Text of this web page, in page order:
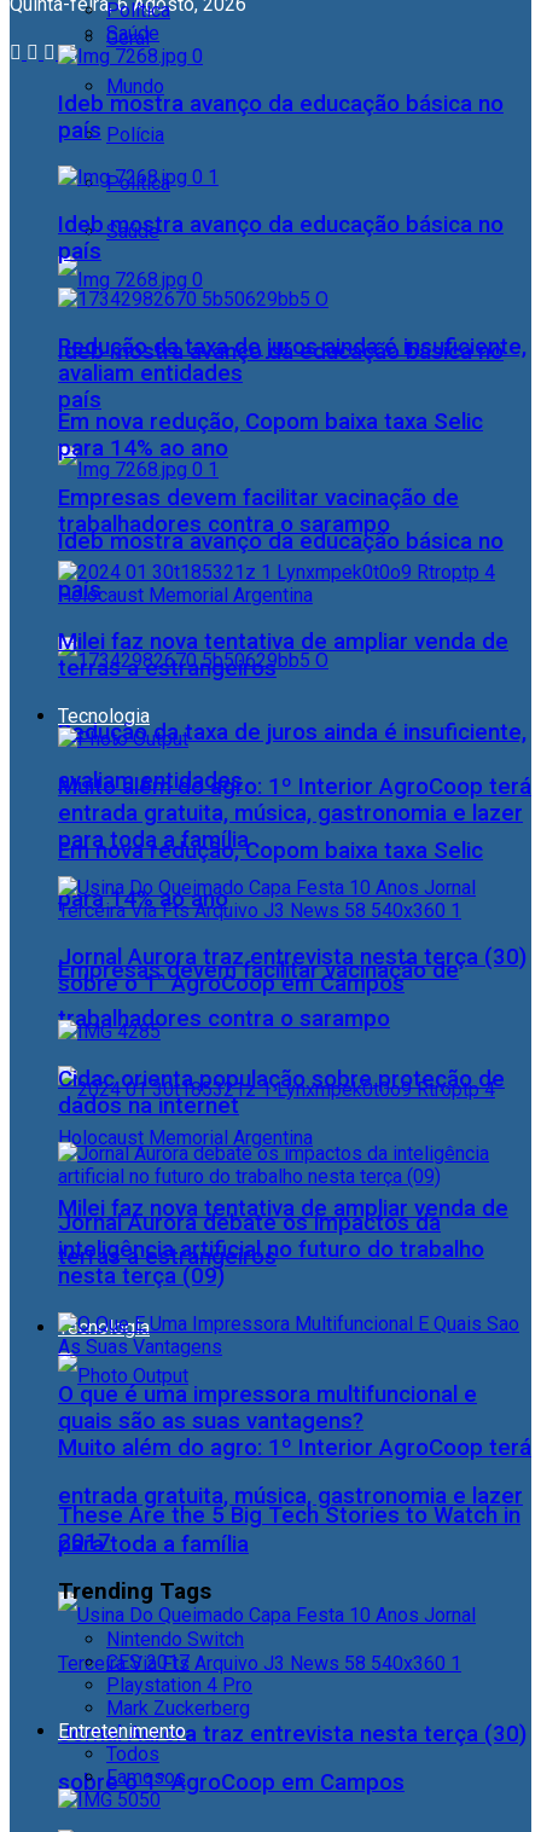
Geral
Mundo
Polícia
Política
Saúde
Ideb mostra avanço da educação básica no
país
Ideb mostra avanço da educação básica no
país
Redução da taxa de juros ainda é insuficiente,
avaliam entidades
Em nova redução, Copom baixa taxa Selic
para 14% ao ano
Empresas devem facilitar vacinação de
trabalhadores contra o sarampo
Milei faz nova tentativa de ampliar venda de
terras a estrangeiros
Tecnologia
Muito além do agro: 1º Interior AgroCoop terá
entrada gratuita, música, gastronomia e lazer
para toda a família
Jornal Aurora traz entrevista nesta terça (30)
sobre o 1° AgroCoop em Campos
Política
Saúde
Ideb mostra avanço da educação básica no
país
Ideb mostra avanço da educação básica no
país
Redução da taxa de juros ainda é insuficiente,
avaliam entidades
Em nova redução, Copom baixa taxa Selic
para 14% ao ano
Empresas devem facilitar vacinação de
trabalhadores contra o sarampo
Milei faz nova tentativa de ampliar venda de
terras a estrangeiros
Tecnologia
Muito além do agro: 1º Interior AgroCoop terá
entrada gratuita, música, gastronomia e lazer
para toda a família
Jornal Aurora traz entrevista nesta terça (30)
sobre o 1° AgroCoop em Campos
Cidac orienta população sobre proteção de
dados na internet
Jornal Aurora debate os impactos da
inteligência artificial no futuro do trabalho
nesta terça (09)
O que é uma impressora multifuncional e
quais são as suas vantagens?
These Are the 5 Big Tech Stories to Watch in
2017
Trending Tags
Nintendo Switch
CES 2017
Playstation 4 Pro
Mark Zuckerberg
Entretenimento
Todos
Famosos